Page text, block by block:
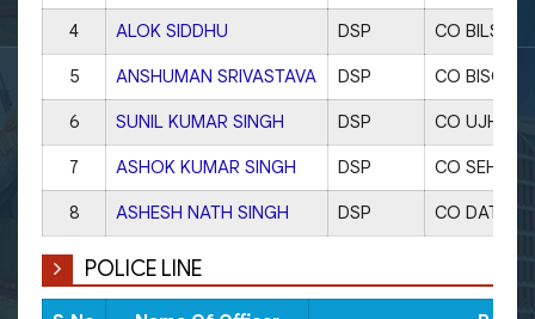
4 ALOK SIDDHU DSP CO BILSI
5 ANSHUMAN SRIVASTAVA DSP CO BISOLI
6 SUNIL KUMAR SINGH DSP CO UJHANI
7 ASHOK KUMAR SINGH DSP CO
8 ASHESH NATH SINGH DSP CO
POLICE LINE